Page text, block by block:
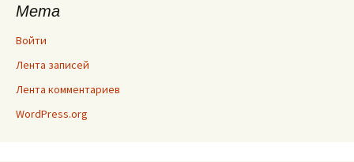
Мета
Войти
Лента записей
Лента комментариев
WordPress.org